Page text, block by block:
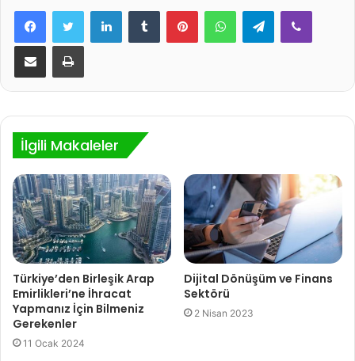
LinkedInTumblrPinterestWhatsAppTelegramViber
E-Posta ile paylaşYazdır
İlgili Makaleler
Türkiye’den Birleşik Arap
Emirlikleri’ne İhracat
Yapmanız İçin Bilmeniz
Gerekenler
11 Ocak 2024
Dijital Dönüşüm ve Finans
Sektörü
2 Nisan 2023